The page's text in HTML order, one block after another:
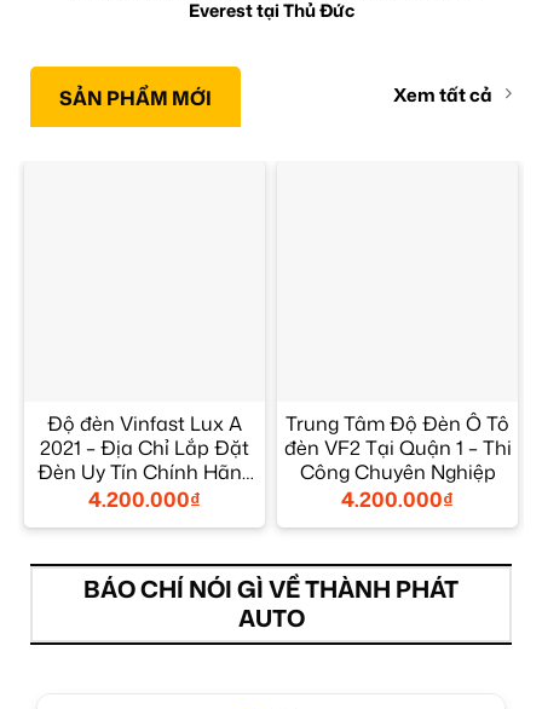
Everest tại Thủ Đức
SẢN PHẨM MỚI Xem tất cả
Độ đèn Vinfast Lux A
2021 – Địa Chỉ Lắp Đặt
Đèn Uy Tín Chính Hãng
TPHCM
4.200.000₫
Trung Tâm Độ Đèn Ô Tô
đèn VF2 Tại Quận 1 – Thi
Công Chuyên Nghiệp
4.200.000₫
BÁO CHÍ NÓI GÌ VỀ THÀNH PHÁT
AUTO